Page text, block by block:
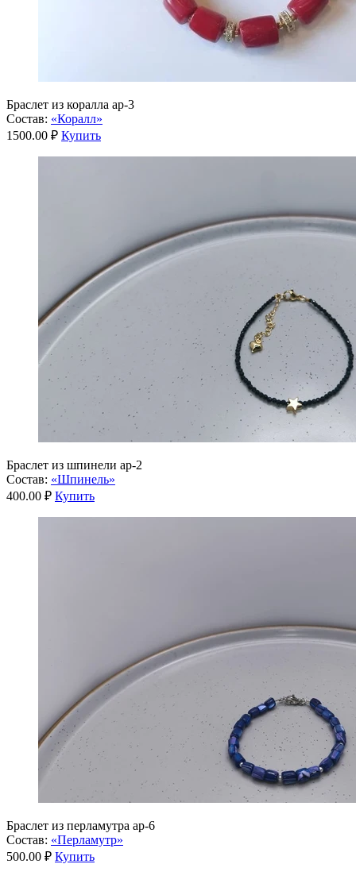
Браслет из коралла ар-3
Состав: «Коралл»
1500.00 ₽ Купить
Браслет из шпинели ар-2
Состав: «Шпинель»
400.00 ₽ Купить
Браслет из перламутра ар-6
Состав: «Перламутр»
500.00 ₽ Купить